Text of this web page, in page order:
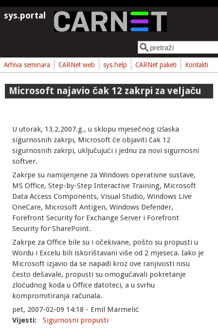
Skoči na glavni sadržaj
sys.portal
Obrazac pretrage
Pretraga
Arhiva seminara CARNet web sys.help CARNet paketi Kontakti
Microsoft najavio čak 12 zakrpi za veljaču
U utorak, 13.2.2007.g., u sklopu mjesečnog izlaska
sigurnosnih zakrpi, Microsoft će objaviti čak 12
sigurnosnih zakrpi, uključujući i jednu za novi sigurnosni
softver.
Zakrpe su namijenjene za Windows operativne sustave,
MS Office, Step-by-Step Interactive Training, Microsoft
Data Access Components, Visual Studio, Windows Live
OneCare, Microsoft Antigen, Windows Defender,
Forefront Security for Exchange Server i Forefront
Security for SharePoint.
Zakrpe za Office bile su i očekivane, pošto su propusti u
Wordu i Excelu bili iskorištavani više od 2 mjeseca. Iako je
Microsoft izjavio da se napadi kroz ove ranjivosti nisu
često dešavale, propusti su omogućavali pokretanje
zloćudnog koda u Office datoteci, a u svrhu
kompromitiranja računala.
pet, 2007-02-09 14:18 - Emil Marmelić
Vijesti:
Sigurnosni propusti